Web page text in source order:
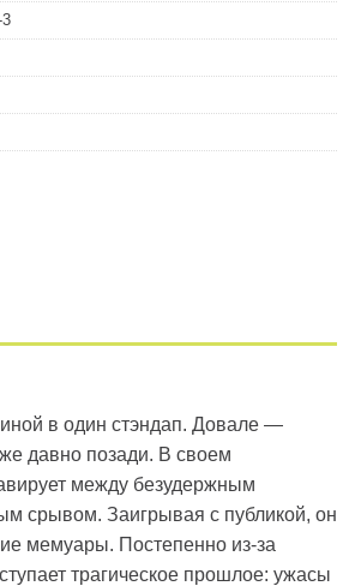
в один стэндап. Довале —
давно позади. В своем
между безудержным
срывом. Заигрывая с публикой, он
мемуары. Постепенно из-за
трагическое прошлое: ужасы